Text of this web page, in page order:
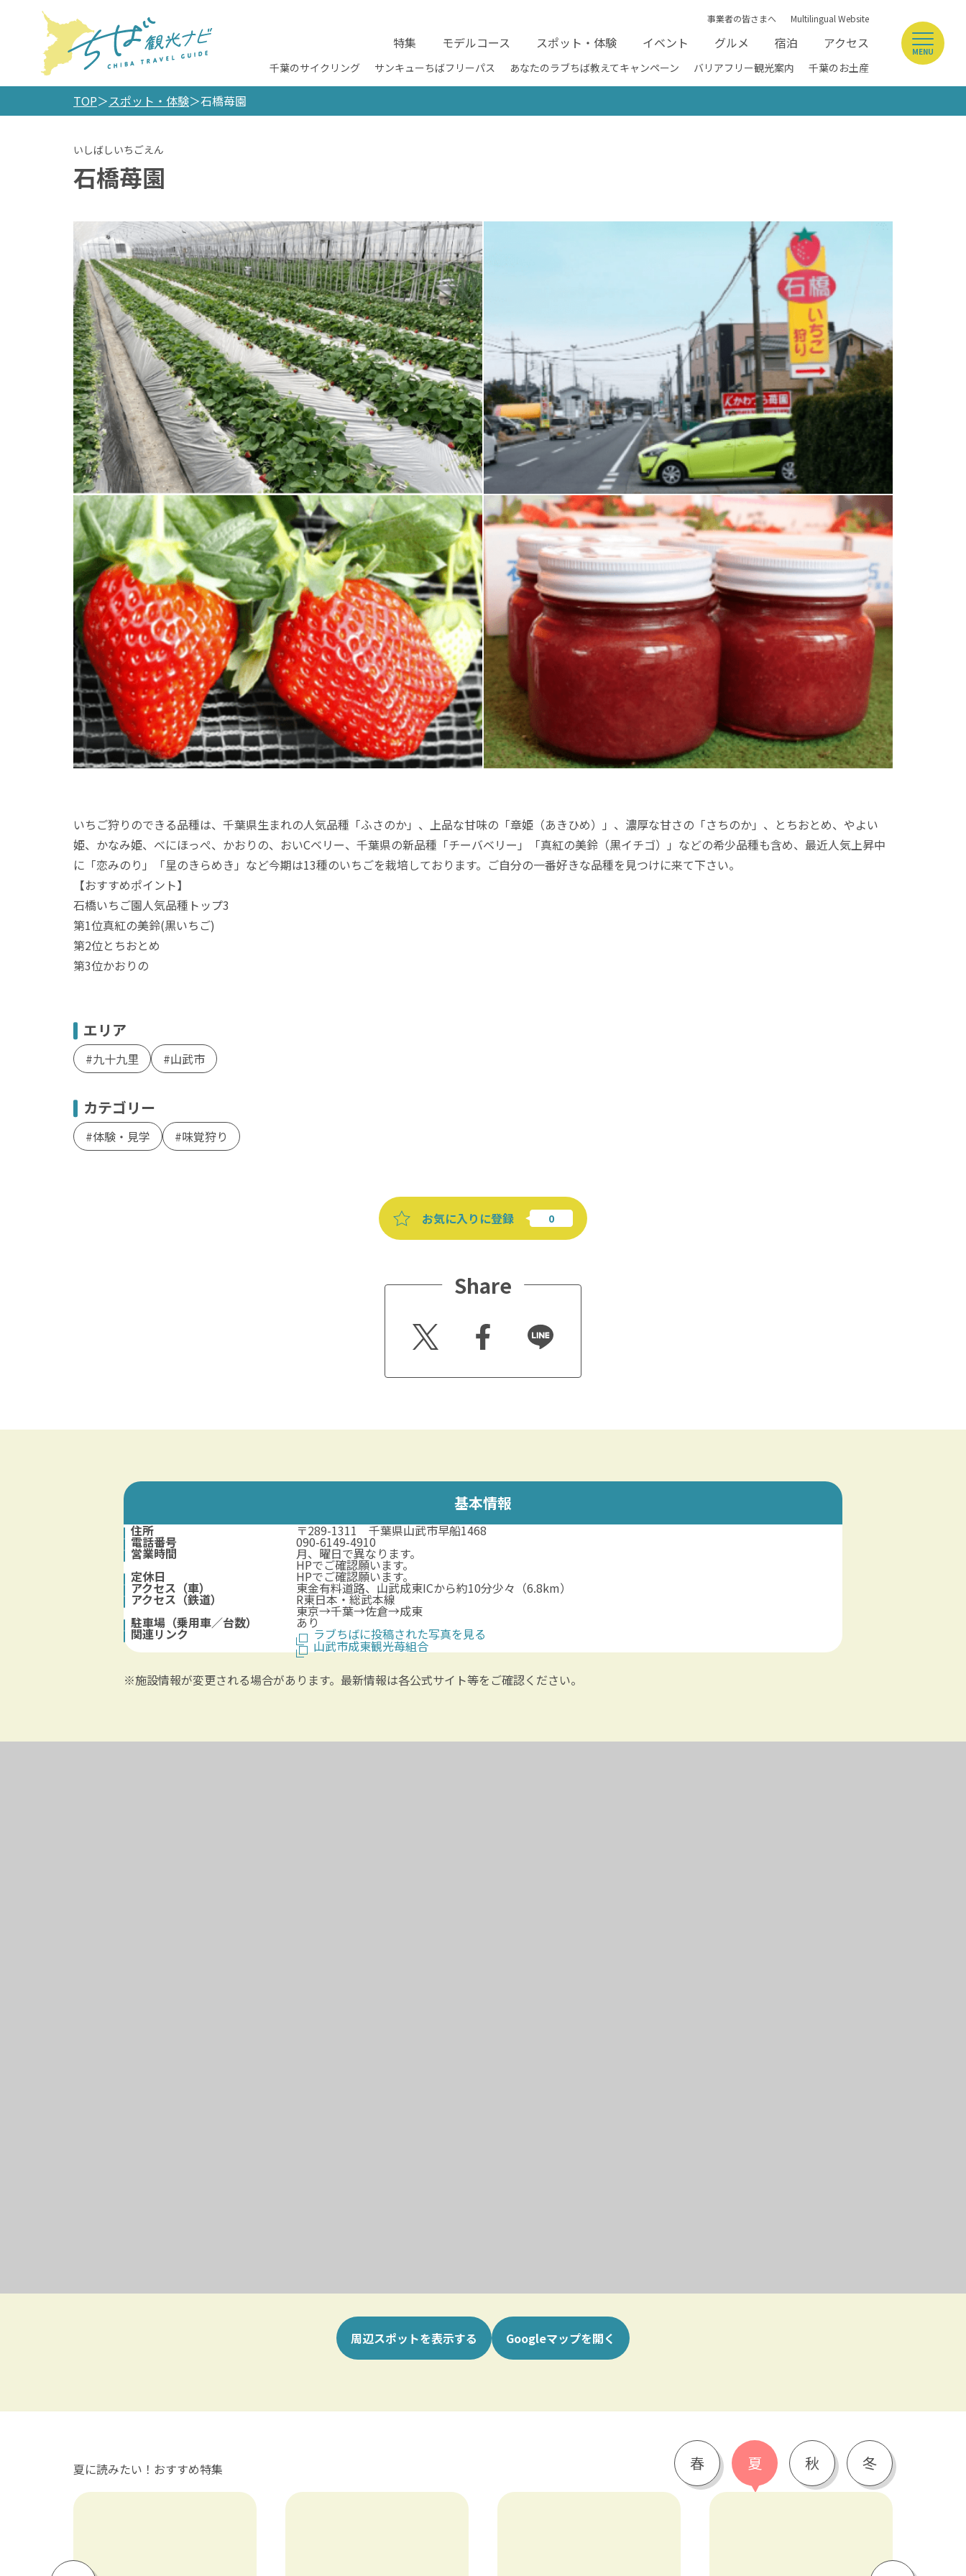
事業者の皆さまへ Multilingual Website
特集 モデルコース スポット・体験 イベント グルメ 宿泊 アクセス
千葉のサイクリング サンキューちばフリーパス あなたのラブちば教えてキャンペーン バリアフリー観光案内 千葉のお土産
MENU
TOP スポット・体験 石橋苺園
石橋苺園
いちご狩りのできる品種は、千葉県生まれの人気品種「ふさのか」、上品な甘味の「章姫（あきひめ）」、濃厚な甘さの「さちのか」、とちおとめ、やよい
姫、かなみ姫、べにほっぺ、かおりの、おいCベリー、千葉県の新品種「チーバベリー」「真紅の美鈴（黒イチゴ）」などの希少品種も含め、最近人気上昇中
に「恋みのり」「星のきらめき」など今期は13種のいちごを栽培しております。ご自分の一番好きな品種を見つけに来て下さい。
【おすすめポイント】
石橋いちご園人気品種トップ3
第1位真紅の美鈴(黒いちご)
第2位とちおとめ
第3位かおりの
エリア
九十九里 山武市
カテゴリー
体験・見学 味覚狩り
お気に入りに登録
Share
Twitt
er
Faceb
ook
Line
基本情報
住所 〒289-1311 千葉県山武市早船1468
電話番号 090-6149-4910
営業時間 月、曜日で異なります。
HPでご確認願います。
定休日 HPでご確認願います。
アクセス（車） 東金有料道路、山武成東ICから約10分少々（6.8km）
アクセス（鉄道） R東日本・総武本線
東京→千葉→佐倉→成東
駐車場（乗用車／台数） あり
関連リンク ラブちばに投稿された写真を見る
山武市成東観光苺組合
※施設情報が変更される場合があります。最新情報は各公式サイト等をご確認ください。
周辺スポットを表示する Googleマップを開く
春 夏 秋 冬
夏に読みたい！おすすめ特集